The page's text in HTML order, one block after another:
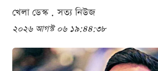
খেলা ডেস্ক . সত্য নিউজ
২০২৬ আগস্ট ০৬ ১৯:৪৪:৩৮